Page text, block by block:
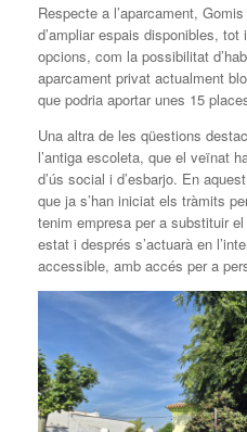
Respecte a l’aparcament,
d’ampliar espais disponibles, tot
opcions, com la possibilitat
aparcament privat actualment
que podria aportar unes 15
Una altra de les qüestions
l’antiga escoleta, que el veïnat
d’ús social i d’esbarjo. En
que ja s’han iniciat els tràmits
tenim empresa per a substituir
estat i després s’actuarà en
accessible, amb accés per a